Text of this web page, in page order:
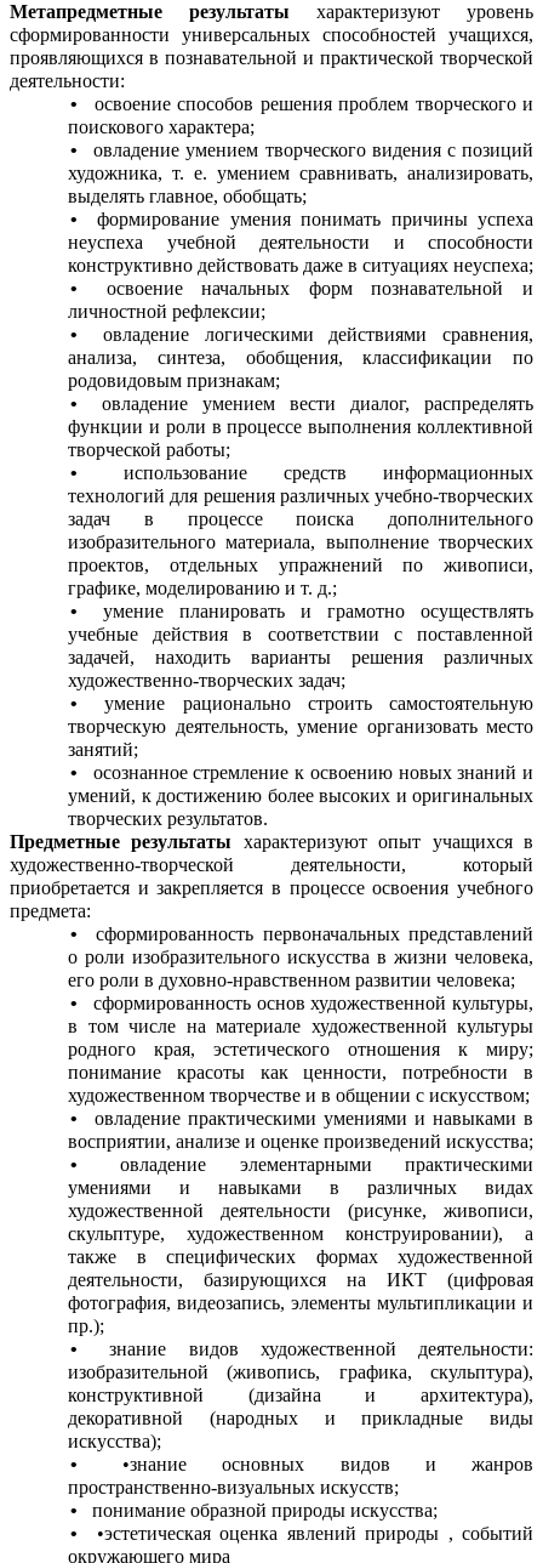
Метапредметные результаты характеризуют уровень
сформированности универсальных способностей учащихся,
проявляющихся в познавательной и практической творческой
деятельности:
освоение способов решения проблем творческого и
поискового характера;
овладение умением творческого видения с позиций
художника, т. е. умением сравнивать, анализировать,
выделять главное, обобщать;
формирование умения понимать причины успеха
неуспеха учебной деятельности и способности
конструктивно действовать даже в ситуациях неуспеха;
освоение начальных форм познавательной и
личностной рефлексии;
овладение логическими действиями сравнения,
анализа, синтеза, обобщения, классификации по
родовидовым признакам;
овладение умением вести диалог, распределять
функции и роли в процессе выполнения коллективной
творческой работы;
использование средств информационных
технологий для решения различных учебно-творческих
задач в процессе поиска дополнительного
изобразительного материала, выполнение творческих
проектов, отдельных упражнений по живописи,
графике, моделированию и т. д.;
умение планировать и грамотно осуществлять
учебные действия в соответствии с поставленной
задачей, находить варианты решения различных
художественно-творческих задач;
умение рационально строить самостоятельную
творческую деятельность, умение организовать место
занятий;
осознанное стремление к освоению новых знаний и
умений, к достижению более высоких и оригинальных
творческих результатов.
Предметные результаты характеризуют опыт учащихся в
художественно-творческой деятельности, который
приобретается и закрепляется в процессе освоения учебного
предмета:
сформированность первоначальных представлений
о роли изобразительного искусства в жизни человека,
его роли в духовно-нравственном развитии человека;
сформированность основ художественной культуры,
в том числе на материале художественной культуры
родного края, эстетического отношения к миру;
понимание красоты как ценности, потребности в
художественном творчестве и в общении с искусством;
овладение практическими умениями и навыками в
восприятии, анализе и оценке произведений искусства;
овладение элементарными практическими
умениями и навыками в различных видах
художественной деятельности (рисунке, живописи,
скульптуре, художественном конструировании), а
также в специфических формах художественной
деятельности, базирующихся на ИКТ (цифровая
фотография, видеозапись, элементы мультипликации и
пр.);
знание видов художественной деятельности:
изобразительной (живопись, графика, скульптура),
конструктивной (дизайна и архитектура),
декоративной (народных и прикладные виды
искусства);
•знание основных видов и жанров
пространственно-визуальных искусств;
понимание образной природы искусства;
•эстетическая оценка явлений природы , событий
окружающего мира